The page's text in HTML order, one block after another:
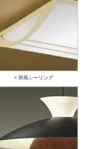
> 和風シーリング